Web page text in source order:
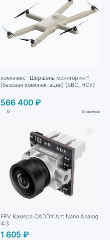
комплекс "Шершень мониторинг"
(базовая комплектация) (БВС, НСУ)
566 400 ₽
0 0 оценок
FPV Камера CADDX Ant Nano Analog
4:3
1 605 ₽